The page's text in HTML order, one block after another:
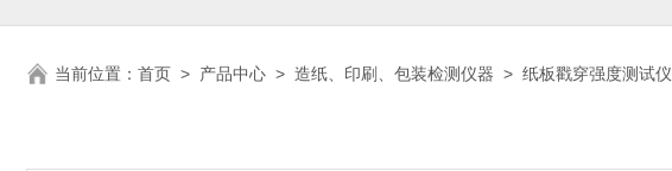
当前位置： 首页 > 产品中心 > 造纸、印刷、包装检测仪器 > 纸板戳穿强度测试仪